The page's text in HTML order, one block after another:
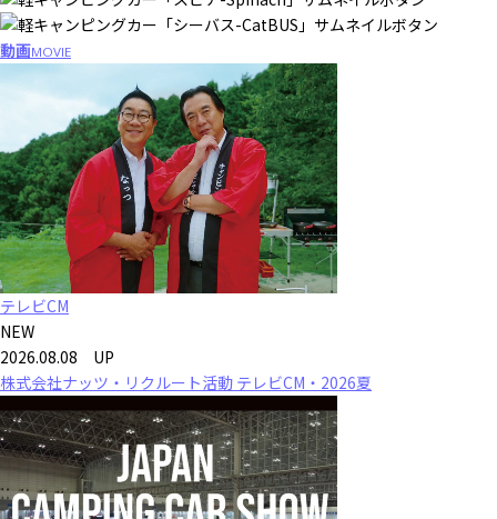
動画MOVIE
テレビCM
NEW
2026.08.08 UP
株式会社ナッツ・リクルート活動 テレビCM・2026夏